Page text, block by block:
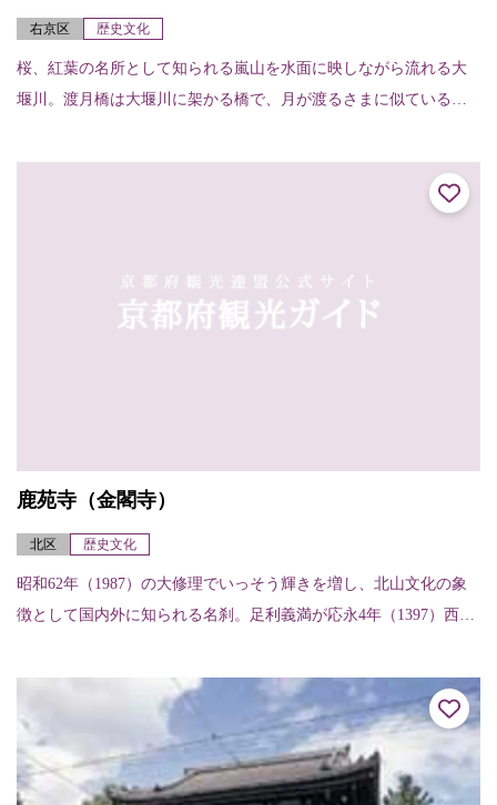
右京区 歴史文化
桜、紅葉の名所として知られる嵐山を水面に映しながら流れる大
堰川。渡月橋は大堰川に架かる橋で、月が渡るさまに似ていると
和9年（1934）に...
鹿苑寺（金閣寺）
北区 歴史文化
昭和62年（1987）の大修理でいっそう輝きを増し、北山文化の象
徴として国内外に知られる名刹。足利義満が応永4年（1397）西園
閣は舎利...